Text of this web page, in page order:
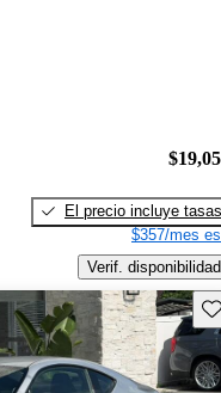
El precio incluye tasas
$357/mes
Verif. disponibilidad